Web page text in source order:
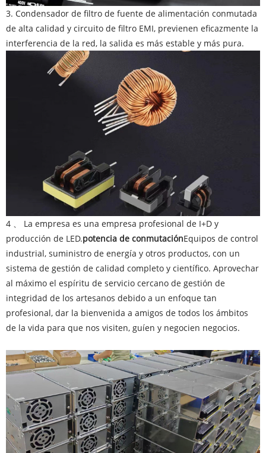
3. Condensador de filtro de fuente de alimentación conmutada
de alta calidad y circuito de filtro EMI, previenen eficazmente la
interferencia de la red, la salida es más estable y más pura.
4 、 La empresa es una empresa profesional de I+D y
producción de LED.potencia de conmutaciónEquipos de control
industrial, suministro de energía y otros productos, con un
sistema de gestión de calidad completo y científico. Aprovechar
al máximo el espíritu de servicio cercano de gestión de
integridad de los artesanos debido a un enfoque tan
profesional, dar la bienvenida a amigos de todos los ámbitos
de la vida para que nos visiten, guíen y negocien negocios.